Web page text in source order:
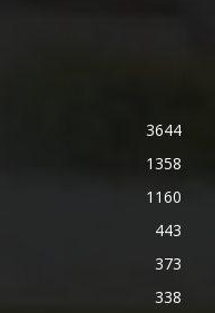
3644
1358
1160
443
373
338